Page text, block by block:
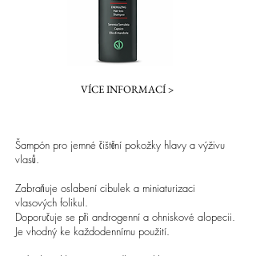
VÍCE INFORMACÍ >
Šampón pro jemné čištění pokožky hlavy a výživu
vlasů.
Zabraňuje oslabení cibulek a miniaturizaci
vlasových folikul.
Doporučuje se při androgenní a ohniskové alopecii.
Je vhodný ke každodennímu použití.